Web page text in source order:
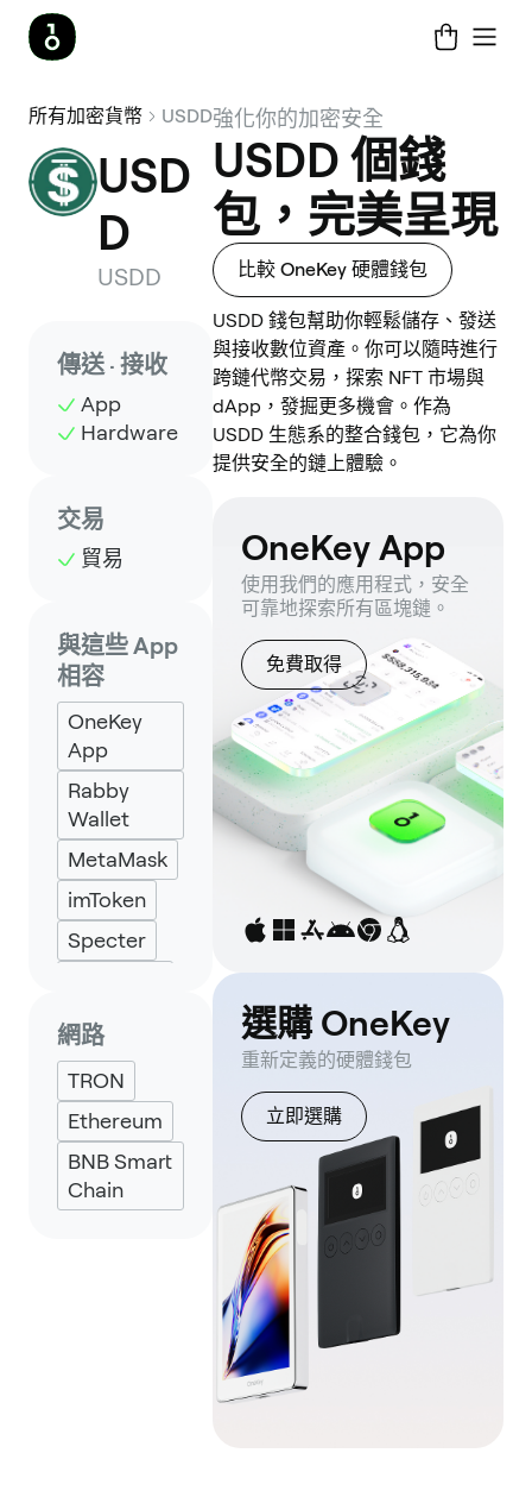
所有加密貨幣 USDD
USD
D
USDD
傳送 · 接收
App
Hardware
交易
貿易
與這些 App
相容
OneKey
App
Rabby
Wallet
MetaMask
imToken
Specter
Keplr
Eternl
UniSat
網路
TRON
Ethereum
BNB Smart
Chain
強化你的加密安全
USDD 個錢
包，完美呈現
比較 OneKey 硬體錢包
USDD 錢包幫助你輕鬆儲存、發送
與接收數位資產。你可以隨時進行
跨鏈代幣交易，探索 NFT 市場與
dApp，發掘更多機會。作為
USDD 生態系的整合錢包，它為你
提供安全的鏈上體驗。
OneKey App
使用我們的應用程式，安全
可靠地探索所有區塊鏈。
免費取得
選購 OneKey
重新定義的硬體錢包
立即選購